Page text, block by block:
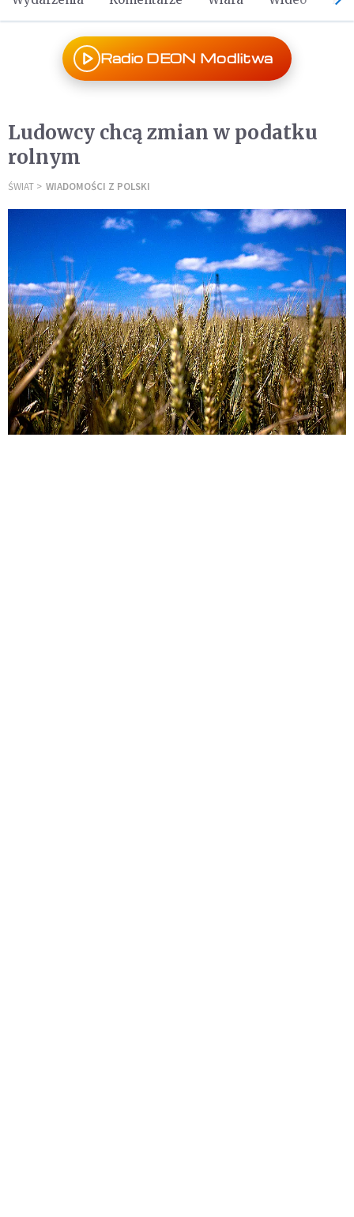
Radio DEON Modlitwa
Ludowcy chcą zmian w podatku
rolnym
ŚWIAT WIADOMOŚCI Z POLSKI